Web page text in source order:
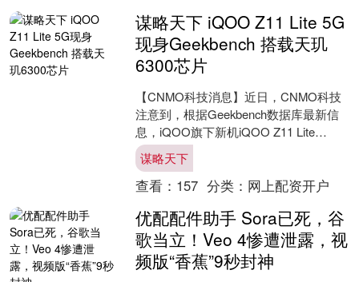
谋略天下 iQOO Z11 Lite 5G
现身Geekbench 搭载天玑
6300芯片
【CNMO科技消息】近日，CNMO科技
注意到，根据Geekbench数据库最新信
息，iQOO旗下新机iQOO Z11 Lite
5G（型号I2510）已完成性能....
谋略天下
查看： 157 分类： 网上配资开户
优配配件助手 Sora已死，谷
歌当立！Veo 4惨遭泄露，视
频版“香蕉”9秒封神